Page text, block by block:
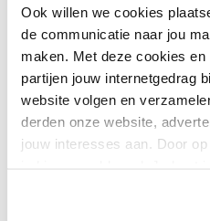
Ook willen we cookies
de communicatie naar jou
maken. Met deze cookies
partijen jouw internetgedrag
website volgen en
derden onze website,
jouw interesses aan. Door
Een gelakte vloer is bestand
Een gelakte parketvloer is
Tegenwoordig zijn er zijde-
die zelfs een geoliede
NADELEN
Een gelakte vloer kun je niet